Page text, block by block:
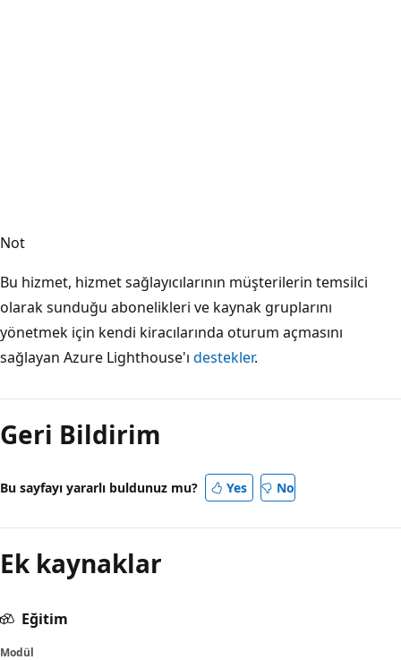
Not
Bu hizmet, hizmet sağlayıcılarının müşterilerin temsilci
olarak sunduğu abonelikleri ve kaynak gruplarını
yönetmek için kendi kiracılarında oturum açmasını
sağlayan Azure Lighthouse'ı destekler.
Geri Bildirim
Bu sayfayı yararlı buldunuz mu? Yes No
Ek kaynaklar
Eğitim
Modül